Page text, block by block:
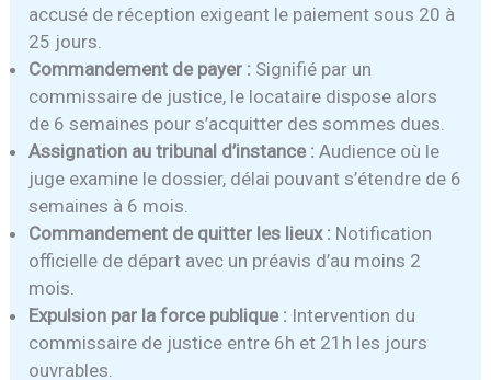
accusé de réception exigeant le paiement sous 20 à
25 jours.
Commandement de payer : Signifié par un
commissaire de justice, le locataire dispose alors
de 6 semaines pour s’acquitter des sommes dues.
Assignation au tribunal d’instance : Audience où le
juge examine le dossier, délai pouvant s’étendre de 6
semaines à 6 mois.
Commandement de quitter les lieux : Notification
officielle de départ avec un préavis d’au moins 2
mois.
Expulsion par la force publique : Intervention du
commissaire de justice entre 6h et 21h les jours
ouvrables.